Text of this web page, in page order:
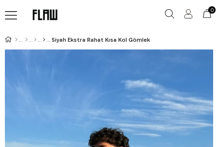
0
Siyah Ekstra Rahat Kısa Kol Gömlek